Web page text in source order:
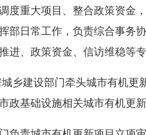
度重大项目、整合政策资金
部日常工作，负责综合事务
进、政策资金、信访维稳等
建设部门牵头城市有机更
政基础设施相关城市有机更